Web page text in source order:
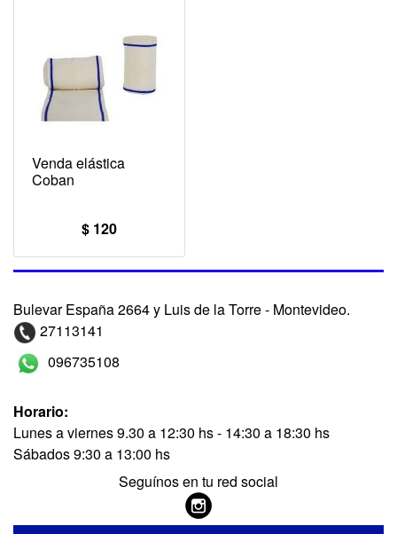
Venda elástica
Coban
$ 120
Bulevar España 2664 y Luis de la Torre - Montevideo.
27113141
096735108
Horario:
Lunes a viernes 9.30 a 12:30 hs - 14:30 a 18:30 hs
Sábados 9:30 a 13:00 hs
Seguínos en tu red social